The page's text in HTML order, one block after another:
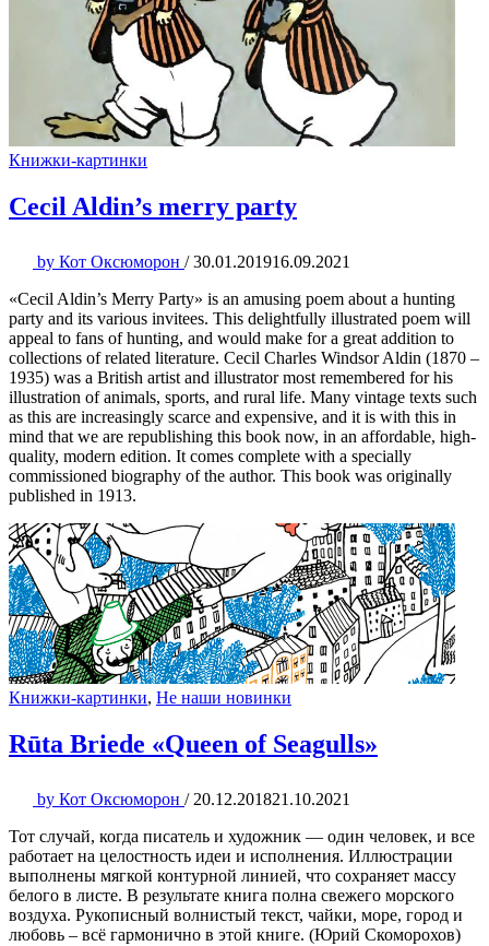
Книжки-картинки
Cecil Aldin’s merry party
by Кот Оксюморон / 30.01.201916.09.2021
«Cecil Aldin’s Merry Party» is an amusing poem about a hunting
party and its various invitees. This delightfully illustrated poem will
appeal to fans of hunting, and would make for a great addition to
collections of related literature. Cecil Charles Windsor Aldin (1870 –
1935) was a British artist and illustrator most remembered for his
illustration of animals, sports, and rural life. Many vintage texts such
as this are increasingly scarce and expensive, and it is with this in
mind that we are republishing this book now, in an affordable, high-
quality, modern edition. It comes complete with a specially
commissioned biography of the author. This book was originally
published in 1913.
Книжки-картинки, Не наши новинки
Rūta Briede «Queen of Seagulls»
by Кот Оксюморон / 20.12.201821.10.2021
Тот случай, когда писатель и художник — один человек, и все
работает на целостность идеи и исполнения. Иллюстрации
выполнены мягкой контурной линией, что сохраняет массу
белого в листе. В результате книга полна свежего морского
воздуха. Рукописный волнистый текст, чайки, море, город и
любовь – всё гармонично в этой книге. (Юрий Скоморохов)